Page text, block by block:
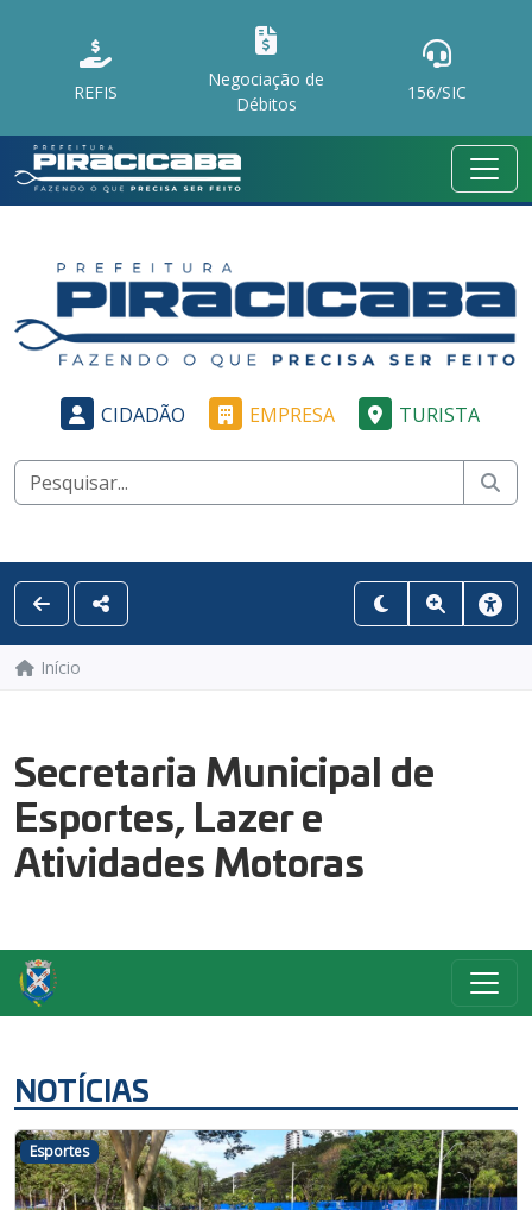
REFIS
Negociação de
Débitos
156/SIC
CIDADÃO EMPRESA TURISTA
Início
Secretaria Municipal de
Esportes, Lazer e
Atividades Motoras
NOTÍCIAS
Esportes